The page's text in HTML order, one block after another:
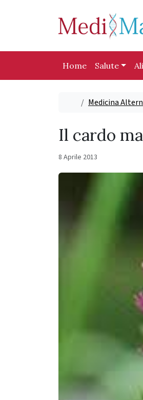
Home Salute
HomeMedicina
Il cardo
8 Aprile 2013